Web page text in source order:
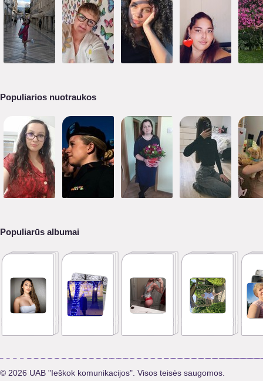
Populiarios nuotraukos
Populiarūs albumai
© 2026 UAB "Ieškok komunikacijos". Visos teisės saugomos.